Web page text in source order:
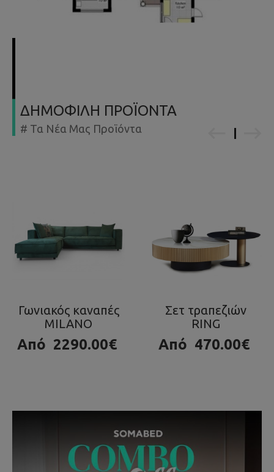
ΔΗΜΟΦΙΛΗ ΠΡΟΪΟΝΤΑ
# Τα Νέα Μας Προϊόντα
Σετ τραπεζιών
RING
Από 470.00€
Τραπεζάκι OLA
980.00€